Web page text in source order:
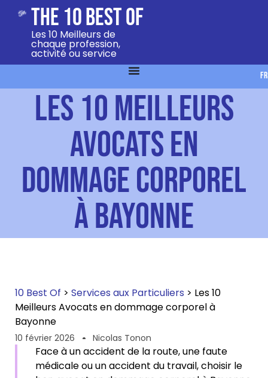
The 10 Best Of
Les 10 Meilleurs de
chaque profession,
activité ou service
FR
Les 10 Meilleurs
Avocats en
dommage corporel
à Bayonne
10 Best Of > Services aux Particuliers > Les 10
Meilleurs Avocats en dommage corporel à
Bayonne
10 février 2026 Nicolas Tonon
Face à un accident de la route, une faute
médicale ou un accident du travail, choisir le